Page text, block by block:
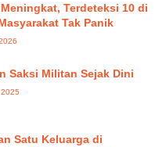
Terdeteksi 10 di
Tak Panik
Saksi Militan Sejak Dini
Satu Keluarga di